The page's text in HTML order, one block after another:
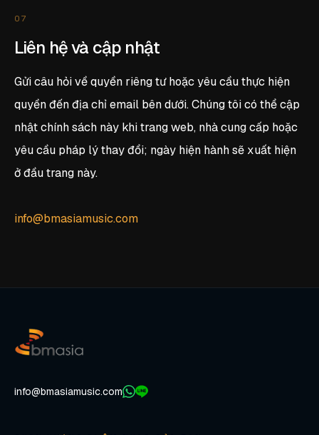
07
Liên hệ và cập nhật
Gửi câu hỏi về quyền riêng tư hoặc yêu cầu thực hiện
quyền đến địa chỉ email bên dưới. Chúng tôi có thể cập
nhật chính sách này khi trang web, nhà cung cấp hoặc
yêu cầu pháp lý thay đổi; ngày hiện hành sẽ xuất hiện
ở đầu trang này.
info@bmasiamusic.com
info@bmasiamusic.com